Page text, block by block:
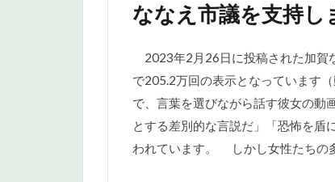
ななえ市議を支持し
2023年2月26日に投稿された加賀
で205.2万回の表示となっています
で、言葉を選びながら話す彼女の動
とする差別的な言説だ」「恐怖を盾
われています。 しかし女性たちの